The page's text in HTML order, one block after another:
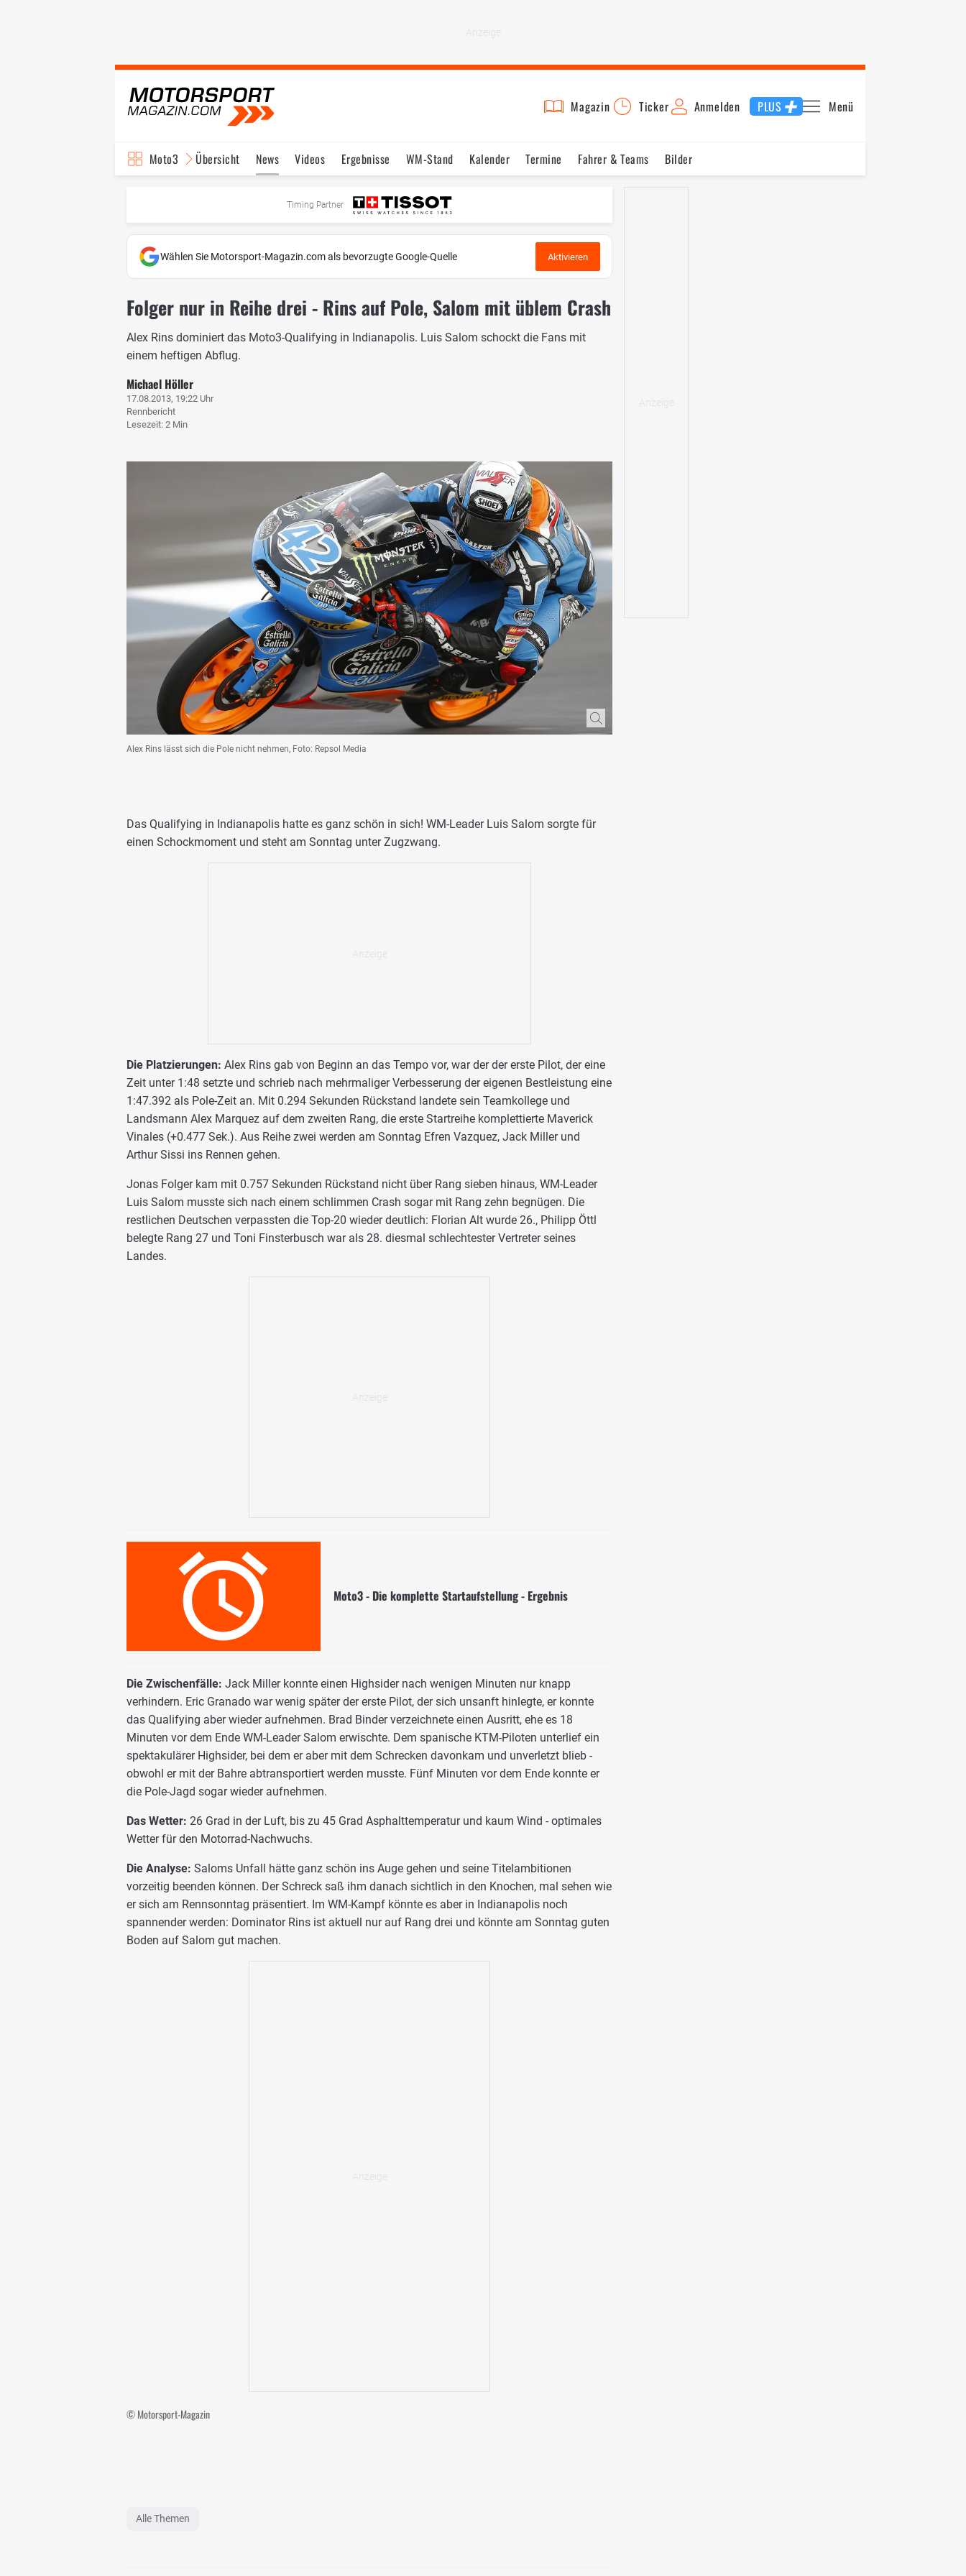
Magazin Ticker Anmelden PLUS Menü
Moto3 Übersicht News Videos Ergebnisse WM-Stand Kalender Termine Fahrer & Teams Bilder
Timing Partner
Wählen Sie Motorsport-Magazin.com als bevorzugte Google-Quelle Aktivieren
Folger nur in Reihe drei - Rins auf Pole, Salom mit üblem Crash
Alex Rins dominiert das Moto3-Qualifying in Indianapolis. Luis Salom schockt die Fans mit
einem heftigen Abflug.
Michael Höller
17.08.2013, 19:22 Uhr
Rennbericht
Lesezeit: 2 Min
Alex Rins lässt sich die Pole nicht nehmen, Foto: Repsol Media
Das Qualifying in Indianapolis hatte es ganz schön in sich! WM-Leader Luis Salom sorgte für
einen Schockmoment und steht am Sonntag unter Zugzwang.
Die Platzierungen: Alex Rins gab von Beginn an das Tempo vor, war der der erste Pilot, der eine
Zeit unter 1:48 setzte und schrieb nach mehrmaliger Verbesserung der eigenen Bestleistung eine
1:47.392 als Pole-Zeit an. Mit 0.294 Sekunden Rückstand landete sein Teamkollege und
Landsmann Alex Marquez auf dem zweiten Rang, die erste Startreihe komplettierte Maverick
Vinales (+0.477 Sek.). Aus Reihe zwei werden am Sonntag Efren Vazquez, Jack Miller und
Arthur Sissi ins Rennen gehen.
Jonas Folger kam mit 0.757 Sekunden Rückstand nicht über Rang sieben hinaus, WM-Leader
Luis Salom musste sich nach einem schlimmen Crash sogar mit Rang zehn begnügen. Die
restlichen Deutschen verpassten die Top-20 wieder deutlich: Florian Alt wurde 26., Philipp Öttl
belegte Rang 27 und Toni Finsterbusch war als 28. diesmal schlechtester Vertreter seines
Landes.
Moto3 - Die komplette Startaufstellung - Ergebnis
Die Zwischenfälle: Jack Miller konnte einen Highsider nach wenigen Minuten nur knapp
verhindern. Eric Granado war wenig später der erste Pilot, der sich unsanft hinlegte, er konnte
das Qualifying aber wieder aufnehmen. Brad Binder verzeichnete einen Ausritt, ehe es 18
Minuten vor dem Ende WM-Leader Salom erwischte. Dem spanische KTM-Piloten unterlief ein
spektakulärer Highsider, bei dem er aber mit dem Schrecken davonkam und unverletzt blieb -
obwohl er mit der Bahre abtransportiert werden musste. Fünf Minuten vor dem Ende konnte er
die Pole-Jagd sogar wieder aufnehmen.
Das Wetter: 26 Grad in der Luft, bis zu 45 Grad Asphalttemperatur und kaum Wind - optimales
Wetter für den Motorrad-Nachwuchs.
Die Analyse: Saloms Unfall hätte ganz schön ins Auge gehen und seine Titelambitionen
vorzeitig beenden können. Der Schreck saß ihm danach sichtlich in den Knochen, mal sehen wie
er sich am Rennsonntag präsentiert. Im WM-Kampf könnte es aber in Indianapolis noch
spannender werden: Dominator Rins ist aktuell nur auf Rang drei und könnte am Sonntag guten
Boden auf Salom gut machen.
© Motorsport-Magazin
Alle Themen